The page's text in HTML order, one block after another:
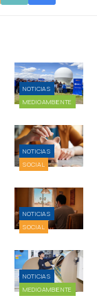
NOTICIAS
MEDIOAMBIENTE
NOTICIAS
SOCIAL
NOTICIAS
SOCIAL
NOTICIAS
MEDIOAMBIENTE